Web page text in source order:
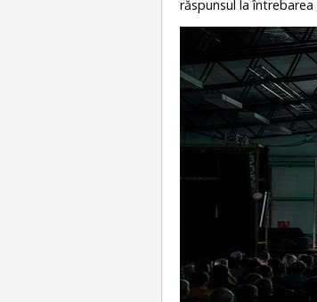
răspunsul la